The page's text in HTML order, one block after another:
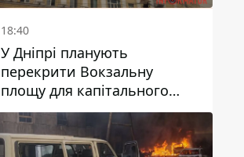
18:40
У Дніпрі планують
перекрити Вокзальну
площу для капітального
ремонту будинку, в який
влучила ворожа ракета: які
терміни